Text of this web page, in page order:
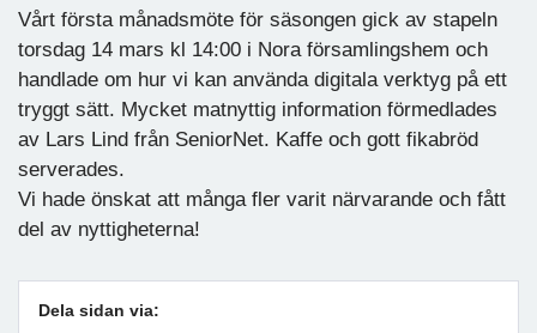
Vårt första månadsmöte för säsongen gick av stapeln
torsdag 14 mars kl 14:00 i Nora församlingshem och
handlade om hur vi kan använda digitala verktyg på ett
tryggt sätt. Mycket matnyttig information förmedlades
av Lars Lind från SeniorNet. Kaffe och gott fikabröd
serverades.
Vi hade önskat att många fler varit närvarande och fått
del av nyttigheterna!
Dela sidan via: